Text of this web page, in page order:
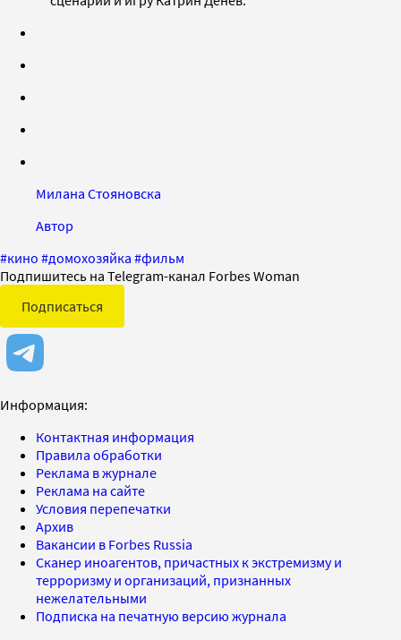
Милана Стояновска
Автор
#кино #домохозяйка #фильм
Подпишитесь на Telegram-канал Forbes Woman
Подписаться
Информация:
Контактная информация
Правила обработки
Реклама в журнале
Реклама на сайте
Условия перепечатки
Архив
Вакансии в Forbes Russia
Сканер иноагентов, причастных к экстремизму и
терроризму и организаций, признанных
нежелательными
Подписка на печатную версию журнала